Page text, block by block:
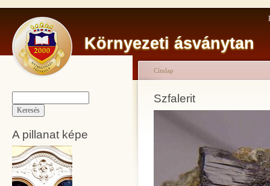
Környezeti ásványtan
A pillanat képe
Címlap
Szfalerit